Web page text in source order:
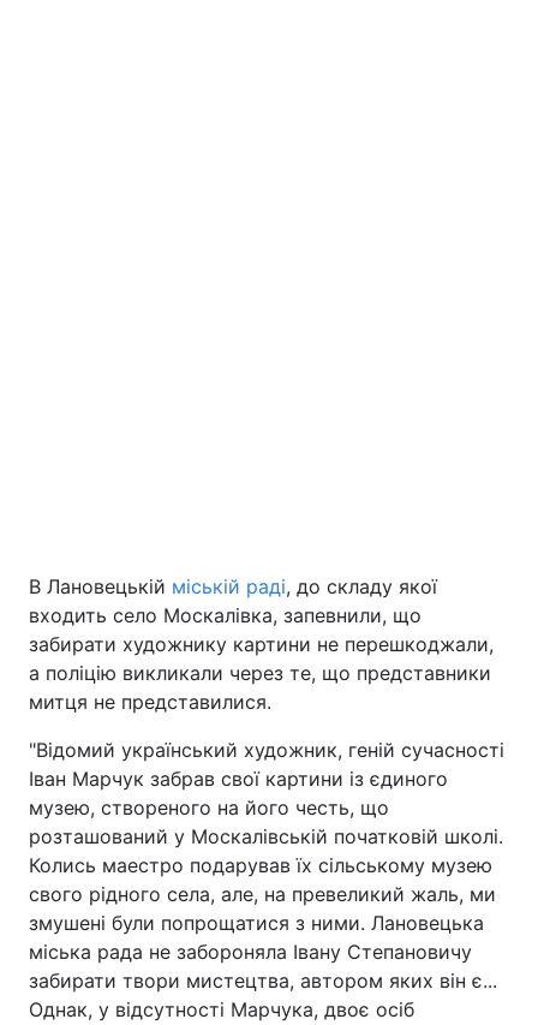
В Лановецькій міській раді, до складу якої
входить село Москалівка, запевнили, що
забирати художнику картини не перешкоджали,
а поліцію викликали через те, що представники
митця не представилися.
"Відомий український художник, геній сучасності
Іван Марчук забрав свої картини із єдиного
музею, створеного на його честь, що
розташований у Москалівській початковій школі.
Колись маестро подарував їх сільському музею
свого рідного села, але, на превеликий жаль, ми
змушені були попрощатися з ними. Лановецька
міська рада не забороняла Івану Степановичу
забирати твори мистецтва, автором яких він є...
Однак, у відсутності Марчука, двоє осіб